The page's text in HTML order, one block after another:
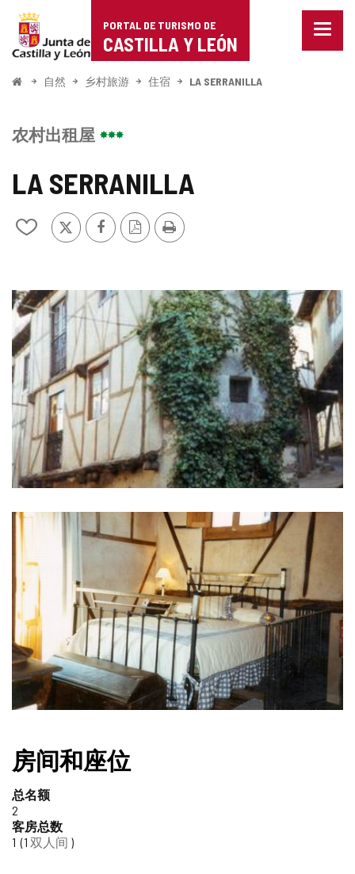
Portal
de
Turismo
Castilla
León
PORTAL DE TURISMO DE
CASTILLA Y LEÓN
菜
开
自然 乡村旅游 住宿 LA SERRANILLA
LA SERRANILLA
从
记
本
中
添
加/
删
除
推
特
FacebookPDF
版
打
印
图
片
库
农村出租屋
房间和座位
总名额
2
客房总数
1
1 双人间